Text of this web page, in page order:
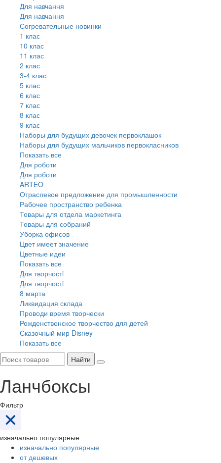
Для навчання
Для навчання
Согревательные новинки
1 клас
10 клас
11 клас
2 клас
3-4 клас
5 клас
6 клас
7 клас
8 клас
9 клас
Наборы для будущих девочек первоклашок
Наборы для будущих мальчиков первокласников
Показать все
Для роботи
Для роботи
ARTEO
Отраслевое предложение для промышленности
Рабочее пространство ребенка
Товары для отдела маркетинга
Товары для собраний
Уборка офисов
Цвет имеет значение
Цветные идеи
Показать все
Для творчостi
Для творчостi
8 марта
Ликвидация склада
Проводи время творчески
Рожденственское творчество для детей
Сказочный мир Disney
Показать все
Найти
Ланчбоксы
Фильтр
изначально популярные
изначально популярные
от дешевых